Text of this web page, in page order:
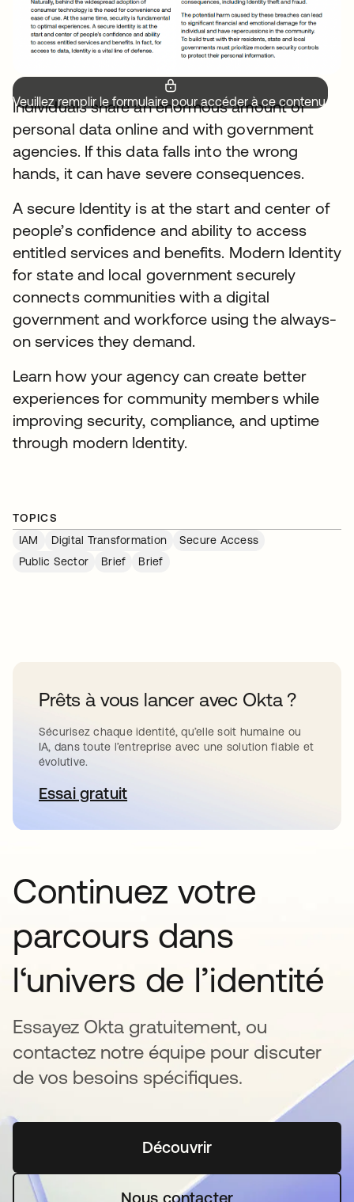
Veuillez remplir le formulaire pour accéder à ce contenu.
Individuals share an enormous amount of
personal data online and with government
agencies. If this data falls into the wrong
hands, it can have severe consequences.
A secure Identity is at the start and center of
people’s confidence and ability to access
entitled services and benefits. Modern Identity
for state and local government securely
connects communities with a digital
government and workforce using the always-
on services they demand.
Learn how your agency can create better
experiences for community members while
improving security, compliance, and uptime
through modern Identity.
TOPICS
IAM
Digital Transformation
Secure Access
Public Sector
Brief Brief
Prêts à vous lancer avec Okta ?
Sécurisez chaque identité, qu’elle soit humaine ou
IA, dans toute l’entreprise avec une solution fiable et
évolutive.
Essai gratuits’ouvre dans un nouvel onglet
Continuez votre
parcours dans
l‘univers de l’identité
Essayez Okta gratuitement, ou
contactez notre équipe pour discuter
de vos besoins spécifiques.
Découvrirs’ouvre dans un nouvel
Nous contacter